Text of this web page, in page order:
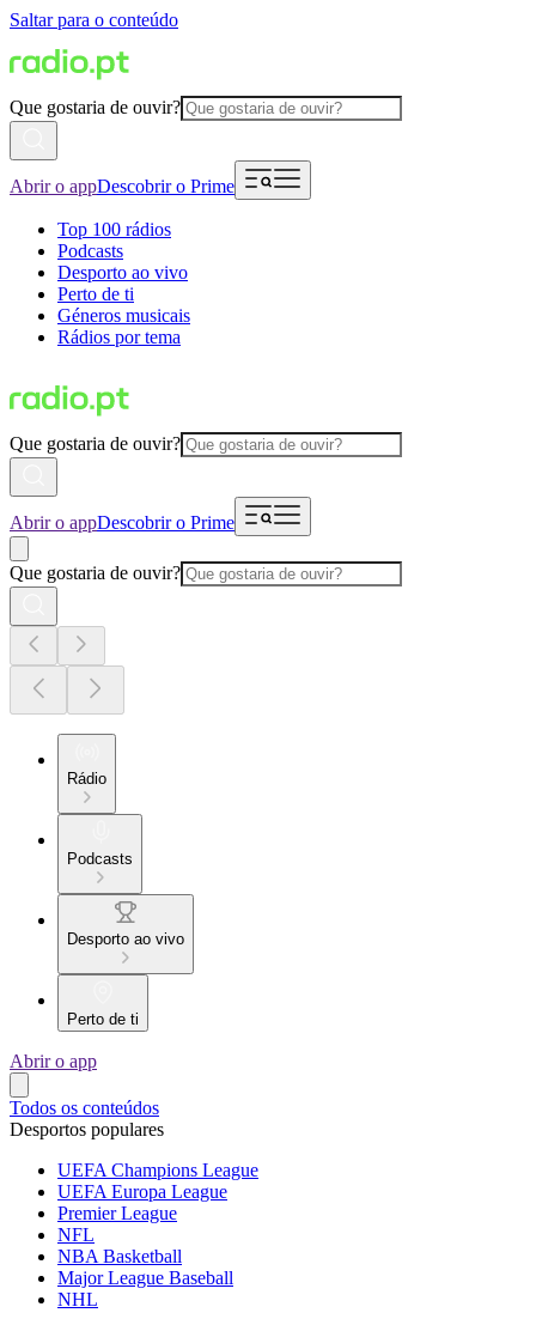
Saltar para o conteúdo
Que gostaria de ouvir?
Abrir o appDescobrir o Prime
Top 100 rádios
Podcasts
Desporto ao vivo
Perto de ti
Géneros musicais
Rádios por tema
Que gostaria de ouvir?
Abrir o appDescobrir o Prime
Que gostaria de ouvir?
Rádio
Podcasts
Desporto ao vivo
Perto de ti
Abrir o app
Todos os conteúdos
Desportos populares
UEFA Champions League
UEFA Europa League
Premier League
NFL
NBA Basketball
Major League Baseball
NHL